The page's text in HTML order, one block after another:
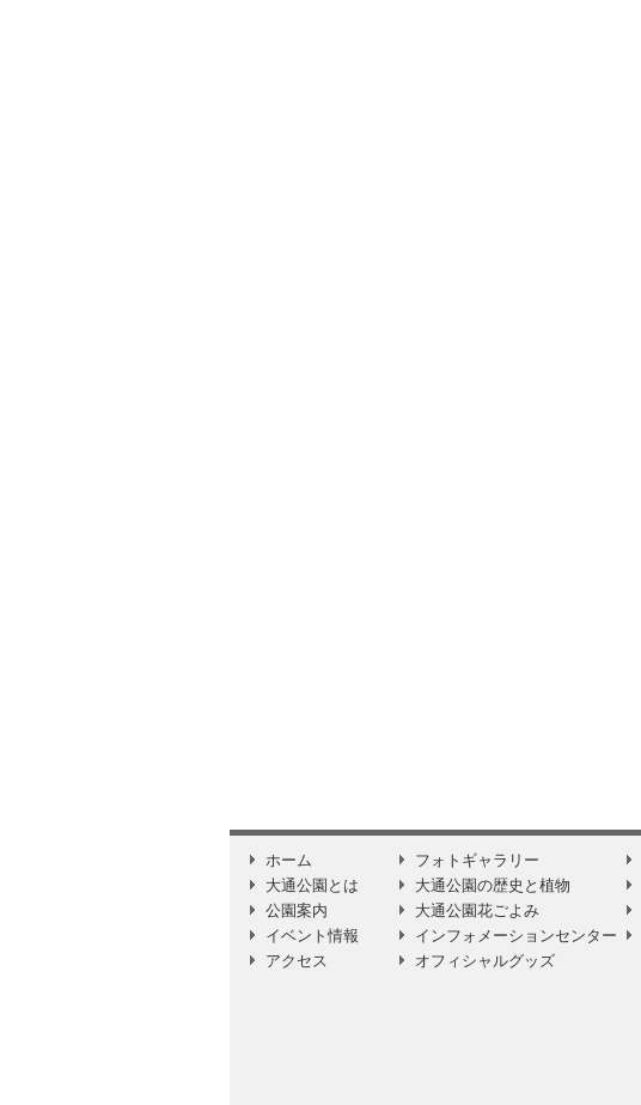
ホーム
大通公園とは
公園案内
イベント情報
アクセス
フォトギャラリー
大通公園の歴史と植物
大通公園花ごよみ
インフォメーションセンター
オフィシャルグッズ